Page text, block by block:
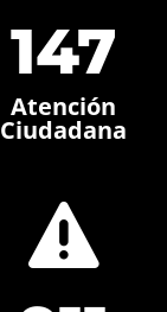
147
Atención
Ciudadana
